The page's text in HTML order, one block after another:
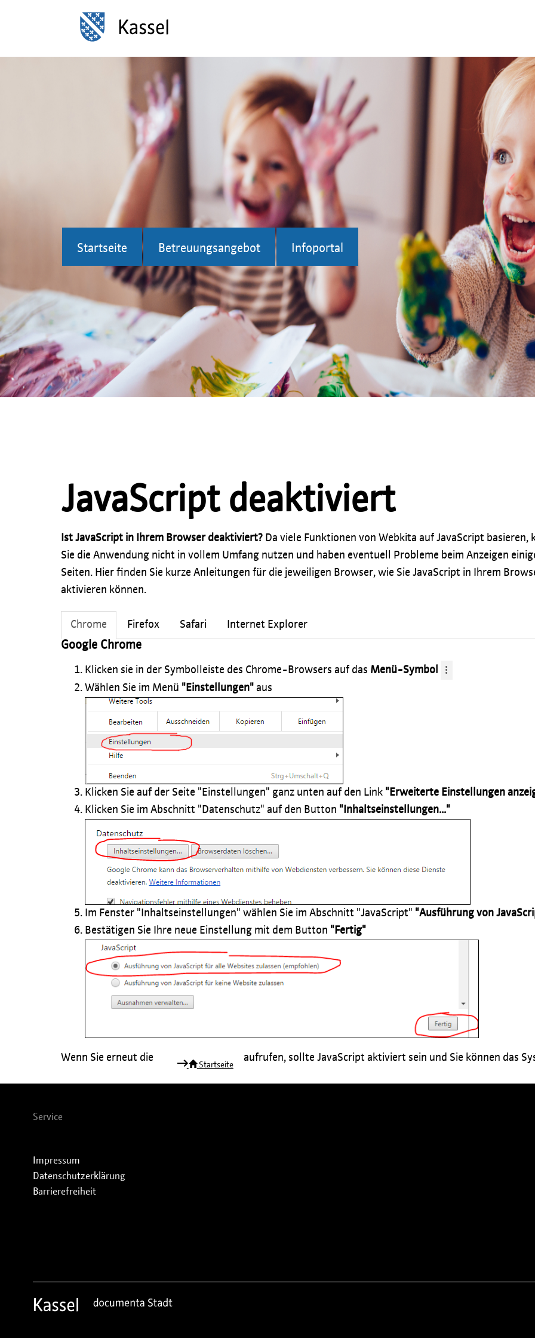
Startseite Betreuungsangebot Infoportal
JavaScript deaktiviert
Ist JavaScript in Ihrem Browser deaktiviert? Da viele Funktionen von Webkita auf JavaScript basieren,
Sie die Anwendung nicht in vollem Umfang nutzen und haben eventuell Probleme beim Anzeigen
Seiten. Hier finden Sie kurze Anleitungen für die jeweiligen Browser, wie Sie JavaScript in Ihrem
aktivieren können.
Chrome Firefox Safari Internet Explorer
Google Chrome
Klicken sie in der Symbolleiste des Chrome-Browsers auf das Menü-Symbol
Wählen Sie im Menü "Einstellungen" aus
Klicken Sie auf der Seite "Einstellungen" ganz unten auf den Link "Erweiterte Einstellungen
Klicken Sie im Abschnitt "Datenschutz" auf den Button "Inhaltseinstellungen..."
Im Fenster "Inhaltseinstellungen" wählen Sie im Abschnitt "JavaScript" "Ausführung von
Bestätigen Sie Ihre neue Einstellung mit dem Button "Fertig"
Wenn Sie erneut die
Startseite
aufrufen, sollte JavaScript aktiviert sein und Sie können das
Service
Impressum
Datenschutzerklärung
Barrierefreiheit